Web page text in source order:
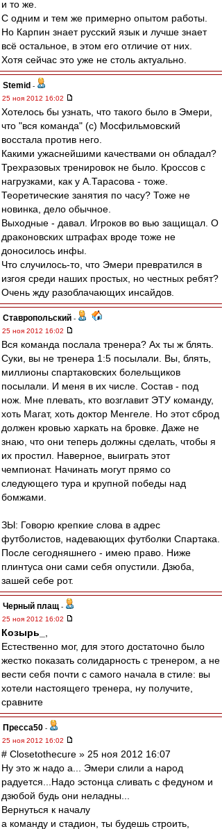
и то же.
С одним и тем же примерно опытом работы.
Но Карпин знает русский язык и лучше знает
всё остальное, в этом его отличие от них.
Хотя сейчас это уже не столь актуально.
Stemid -
25 ноя 2012 16:02
Хотелось бы узнать, что такого было в Эмери,
что "вся команда" (с) Мосфильмовский
восстала против него.
Какими ужаснейшими качествами он обладал?
Трехразовых тренировок не было. Кроссов с
нагрузками, как у А.Тарасова - тоже.
Теоретические занятия по часу? Тоже не
новинка, дело обычное.
Выходные - давал. Игроков во вью защищал. О
драконовских штрафах вроде тоже не
доносилось инфы.
Что случилось-то, что Эмери превратился в
изгоя среди наших простых, но честных ребят?
Очень жду разоблачающих инсайдов.
Ставропольский -
25 ноя 2012 16:02
Вся команда послала тренера? Ах ты ж блять.
Суки, вы не тренера 1:5 посылали. Вы, блять,
миллионы спартаковских болельщиков
посылали. И меня в их числе. Состав - под
нож. Мне плевать, кто возглавит ЭТУ команду,
хоть Магат, хоть доктор Менгеле. Но этот сброд
должен кровью харкать на бровке. Даже не
знаю, что они теперь должны сделать, чтобы я
их простил. Наверное, выиграть этот
чемпионат. Начинать могут прямо со
следующего тура и крупной победы над
бомжами.
ЗЫ: Говорю крепкие слова в адрес
футболистов, надевающих футболки Спартака.
После сегодняшнего - имею право. Ниже
плинтуса они сами себя опустили. Дзюба,
зашей себе рот.
Черный плащ -
25 ноя 2012 16:02
Козырь_
Естественно мог, для этого достаточно было
жестко показать солидарность с тренером, а не
вести себя почти с самого начала в стиле: вы
хотели настоящего тренера, ну получите,
сравните
Пресса50 -
25 ноя 2012 16:02
# Closetothecure » 25 ноя 2012 16:07
Ну это ж надо а... Эмери слили а народ
радуется...Надо эстонца сливать с федуном и
дзюбой будь они неладны...
Вернуться к началу
а команду и стадион, ты будешь строить,